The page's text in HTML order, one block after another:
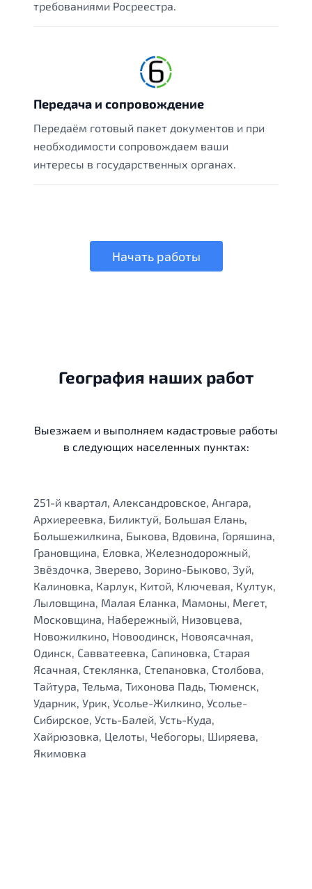
требованиями Росреестра.
Передача и сопровождение
Передаём готовый пакет документов и при
необходимости сопровождаем ваши
интересы в государственных органах.
Начать работы
География наших работ
Выезжаем и выполняем кадастровые работы
в следующих населенных пунктах:
251-й квартал, Александровское, Ангара,
Архиереевка, Биликтуй, Большая Елань,
Большежилкина, Быкова, Вдовина, Горяшина,
Грановщина, Еловка, Железнодорожный,
Звёздочка, Зверево, Зорино-Быково, Зуй,
Калиновка, Карлук, Китой, Ключевая, Култук,
Лыловщина, Малая Еланка, Мамоны, Мегет,
Московщина, Набережный, Низовцева,
Новожилкино, Новоодинск, Новоясачная,
Одинск, Савватеевка, Сапиновка, Старая
Ясачная, Стеклянка, Степановка, Столбова,
Тайтура, Тельма, Тихонова Падь, Тюменск,
Ударник, Урик, Усолье-Жилкино, Усолье-
Сибирское, Усть-Балей, Усть-Куда,
Хайрюзовка, Целоты, Чебогоры, Ширяева,
Якимовка